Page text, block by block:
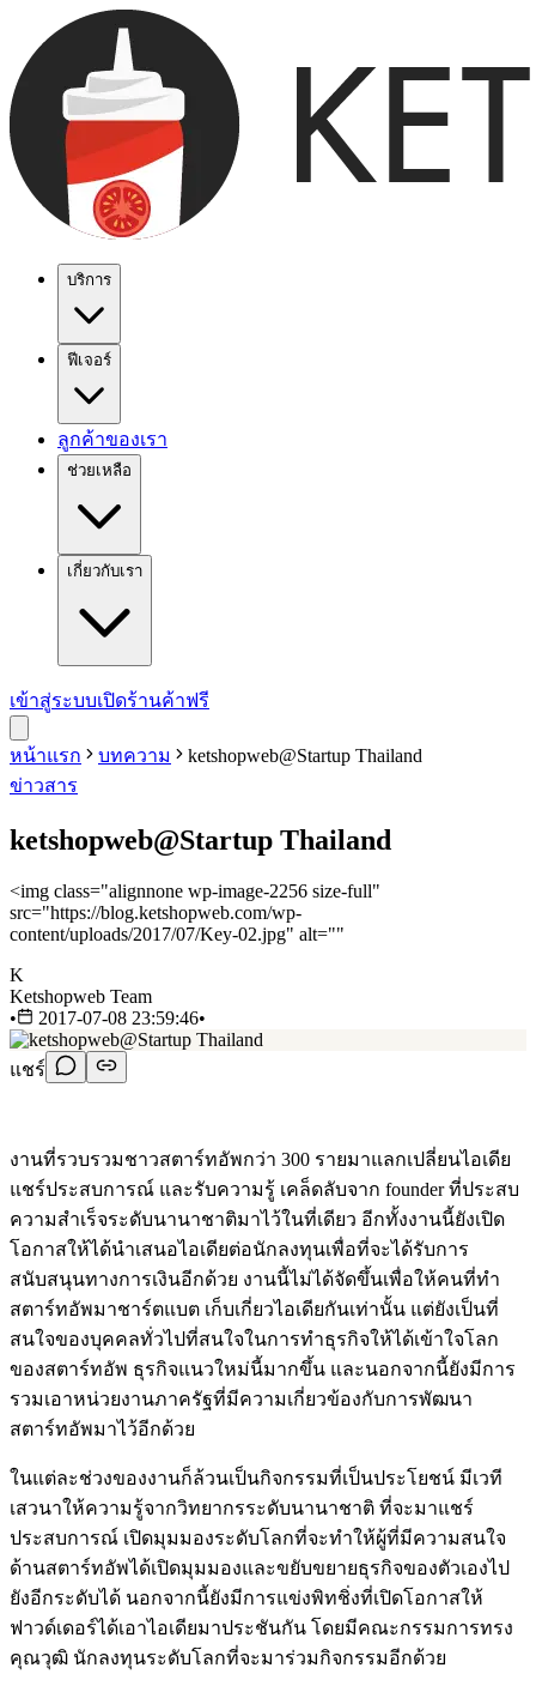
บริการ
ฟีเจอร์
ลูกค้าของเรา
ช่วยเหลือ
เกี่ยวกับเรา
เข้าสู่ระบบเปิดร้านค้าฟรี
หน้าแรก บทความ
ketshopweb@Startup Thailand
ข่าวสาร
ketshopweb@Startup Thailand
<img class="alignnone wp-image-2256 size-full"
src="https://blog.ketshopweb.com/wp-
content/uploads/2017/07/Key-02.jpg" alt=""
K
Ketshopweb Team
•
2017-07-08 23:59:46•
แชร์
งานที่รวบรวมชาวสตาร์ทอัพกว่า 300 รายมาแลกเปลี่ยนไอเดีย
แชร์ประสบการณ์ และรับความรู้ เคล็ดลับจาก founder ที่ประสบ
ความสำเร็จระดับนานาชาติมาไว้ในที่เดียว อีกทั้งงานนี้ยังเปิด
โอกาสให้ได้นำเสนอไอเดียต่อนักลงทุนเพื่อที่จะได้รับการ
สนับสนุนทางการเงินอีกด้วย งานนี้ไม่ได้จัดขึ้นเพื่อให้คนที่ทำ
สตาร์ทอัพมาชาร์ตแบต เก็บเกี่ยวไอเดียกันเท่านั้น แต่ยังเป็นที่
สนใจของบุคคลทั่วไปที่สนใจในการทำธุรกิจให้ได้เข้าใจโลก
ของสตาร์ทอัพ ธุรกิจแนวใหม่นี้มากขึ้น และนอกจากนี้ยังมีการ
รวมเอาหน่วยงานภาครัฐที่มีความเกี่ยวข้องกับการพัฒนา
สตาร์ทอัพมาไว้อีกด้วย
ในแต่ละช่วงของงานก็ล้วนเป็นกิจกรรมที่เป็นประโยชน์ มีเวที
เสวนาให้ความรู้จากวิทยากรระดับนานาชาติ ที่จะมาแชร์
ประสบการณ์ เปิดมุมมองระดับโลกที่จะทำให้ผู้ที่มีความสนใจ
ด้านสตาร์ทอัพได้เปิดมุมมองและขยับขยายธุรกิจของตัวเองไป
ยังอีกระดับได้ นอกจากนี้ยังมีการแข่งพิทชิ่งที่เปิดโอกาสให้
ฟาวด์เดอร์ได้เอาไอเดียมาประชันกัน โดยมีคณะกรรมการทรง
คุณวุฒิ นักลงทุนระดับโลกที่จะมาร่วมกิจกรรมอีกด้วย